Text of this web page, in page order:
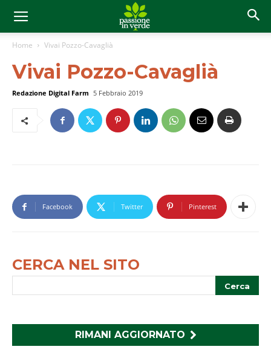
Home Vivai Pozzo-Cavaglià
Vivai Pozzo-Cavaglià
Redazione Digital Farm 5 Febbraio 2019
Facebook Twitter Pinterest
CERCA NEL SITO
RIMANI AGGIORNATO